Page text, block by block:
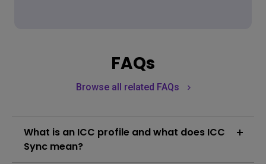
FAQs
Browse all related FAQs
What is an ICC profile and what does ICC
Sync mean?